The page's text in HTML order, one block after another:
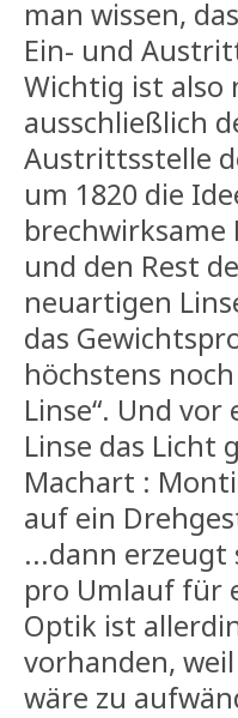
man wissen,
Ein- und
Wichtig ist also
ausschließlich
Austrittsstelle
um 1820 die
brechwirksame
und den Rest
neuartigen
das
höchstens
Linse“. Und
Linse das Licht
Machart :
auf ein
...dann erzeugt
pro Umlauf für
Optik ist
vorhanden,
wäre zu